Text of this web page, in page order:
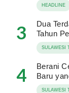
HEADLINE
3
Dua
Tahun
SULAWESI
4
Berani
Baru
SULAWESI